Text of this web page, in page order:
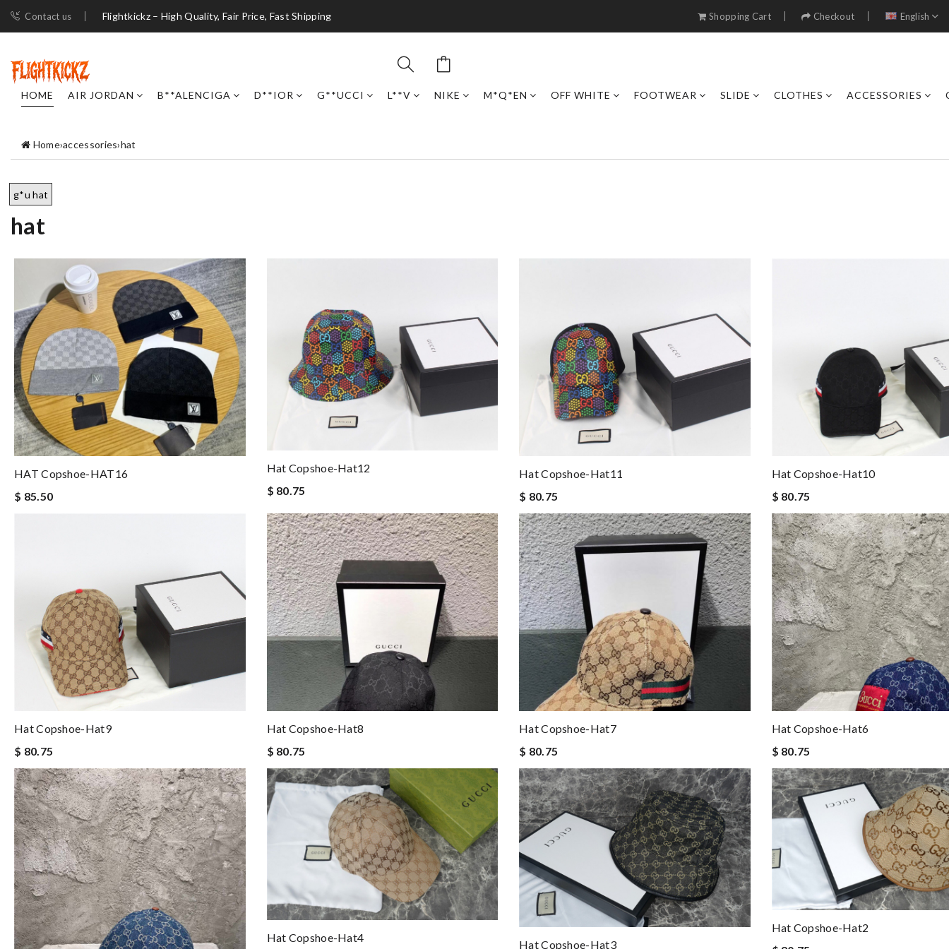
Contact us Flightkickz – High Quality, Fair Price, Fast Shipping Shopping Cart Checkout English
HOME AIR JORDAN B**ALENCIGA D**IOR G**UCCI L**V NIKE M*Q*EN OFF WHITE FOOTWEAR SLIDE CLOTHES ACCESSORIES
Home›accessories›hat
g*u hat
hat
HAT Copshoe-HAT16
$ 85.50
Hat Copshoe-Hat12
$ 80.75
Hat Copshoe-Hat11
$ 80.75
Hat Copshoe-Hat10
$ 80.75
Hat Copshoe-Hat9
$ 80.75
Hat Copshoe-Hat8
$ 80.75
Hat Copshoe-Hat7
$ 80.75
Hat Copshoe-Hat6
$ 80.75
Hat Copshoe-Hat4
Hat Copshoe-Hat3
Hat Copshoe-Hat2